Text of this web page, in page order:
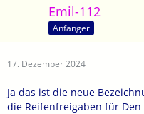
Emil-112
Anfänger
17. Dezember 2024
Ja das ist die neue
die Reifenfreigaben für Den